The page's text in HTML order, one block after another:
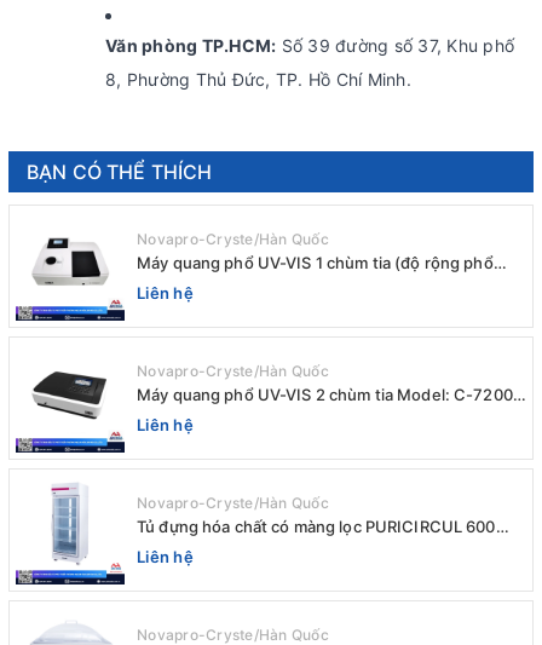
Văn phòng TP.HCM: Số 39 đường số 37, Khu phố
8, Phường Thủ Đức, TP. Hồ Chí Minh.
BẠN CÓ THỂ THÍCH
Novapro-Cryste/Hàn Quốc
Máy quang phổ UV-VIS 1 chùm tia (độ rộng phổ
4nm) E-1000UV / Peak
Liên hệ
Novapro-Cryste/Hàn Quốc
Máy quang phổ UV-VIS 2 chùm tia Model: C-7200 /
Peak
Liên hệ
Novapro-Cryste/Hàn Quốc
Tủ đựng hóa chất có màng lọc PURICIRCUL 600
AIRTIGHT Novapro-Cryste/Hàn Quốc
Liên hệ
Novapro-Cryste/Hàn Quốc